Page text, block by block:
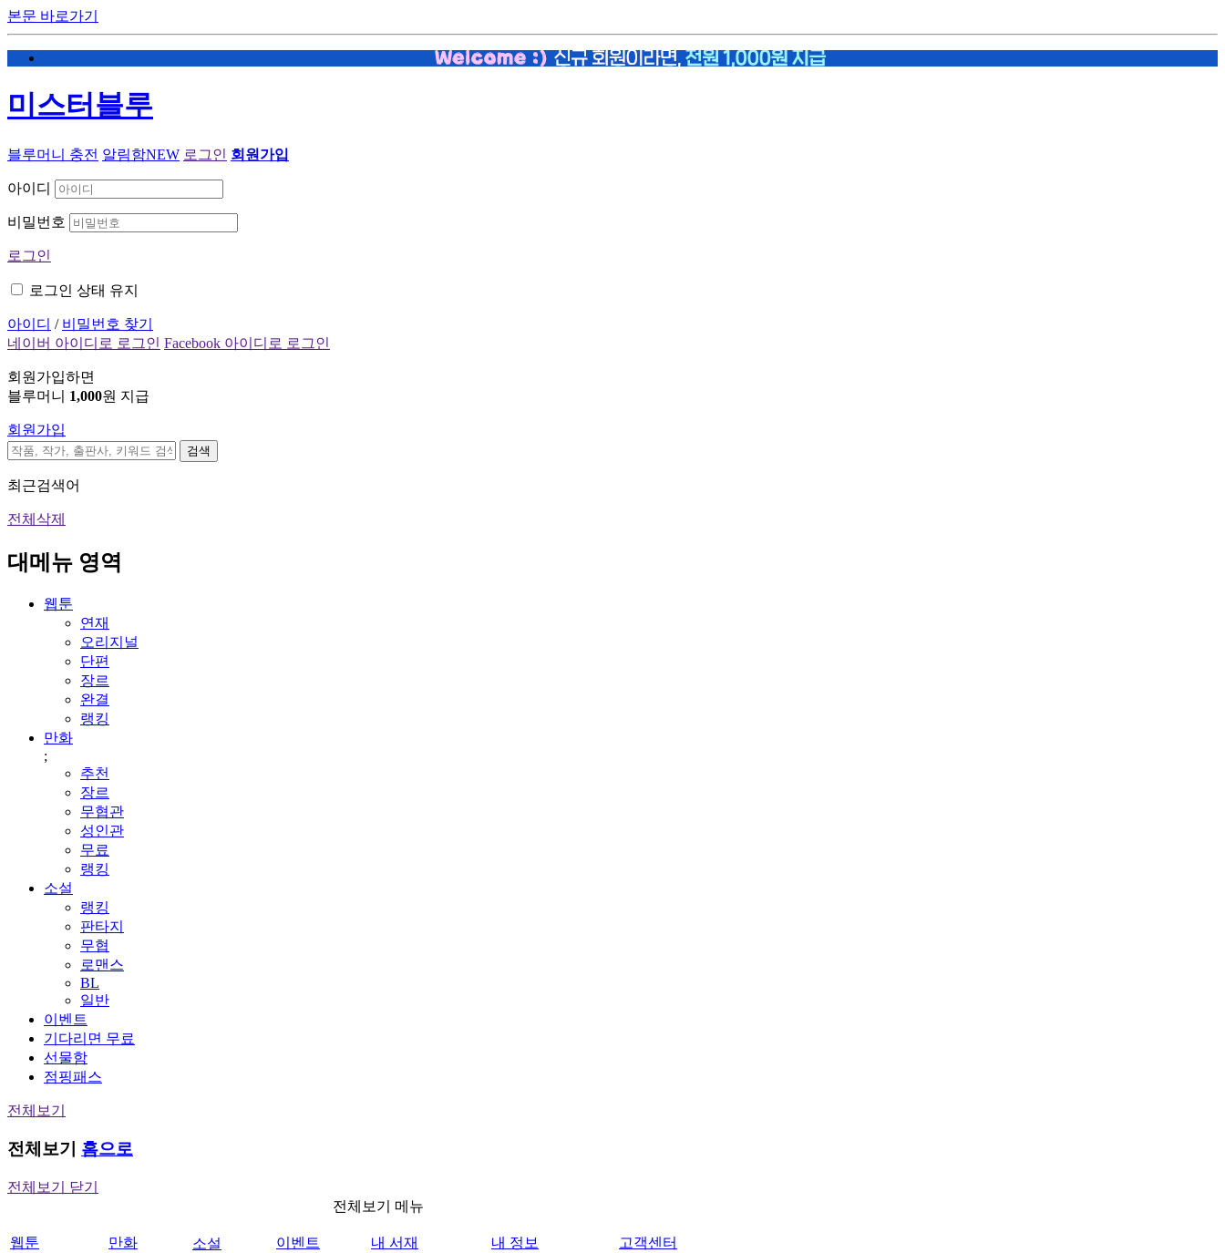
본문 바로가기
미스터블루
블루머니 충전 알림함NEW 로그인 회원가입
아이디
비밀번호
로그인
로그인 상태 유지
아이디 / 비밀번호 찾기
네이버 아이디로 로그인 Facebook 아이디로 로그인
회원가입하면
블루머니 1,000원 지급
회원가입
검색
최근검색어
전체삭제
대메뉴 영역
웹툰
연재
오리지널
단편
장르
완결
랭킹
만화
;
추천
장르
무협관
성인관
무료
랭킹
소설
랭킹
판타지
무협
로맨스
BL
일반
이벤트
기다리면 무료
선물함
점핑패스
전체보기
전체보기 홈으로
전체보기 닫기
전체보기 메뉴
웹툰
만화
소설
이벤트
내 서재
내 정보
고객센터